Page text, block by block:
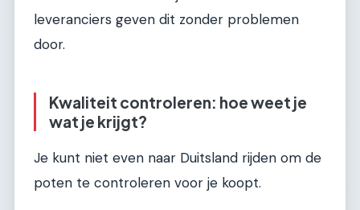
leveranciers geven dit zonder problemen
door.
Kwaliteit controleren: hoe weet je
wat je krijgt?
Je kunt niet even naar Duitsland rijden om de
poten te controleren voor je koopt.